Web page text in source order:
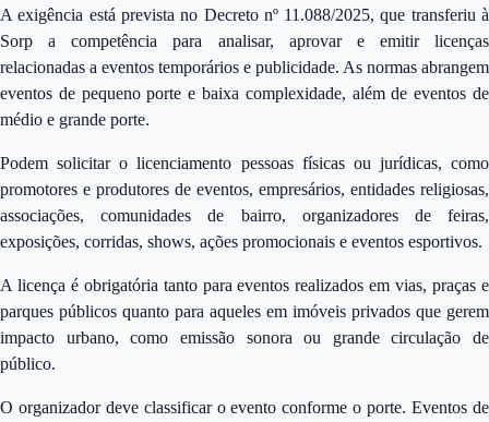
A exigência está prevista no Decreto nº 11.088/2025, que transferiu à
Sorp a competência para analisar, aprovar e emitir licenças
relacionadas a eventos temporários e publicidade. As normas abrangem
eventos de pequeno porte e baixa complexidade, além de eventos de
médio e grande porte.
Podem solicitar o licenciamento pessoas físicas ou jurídicas, como
promotores e produtores de eventos, empresários, entidades religiosas,
associações, comunidades de bairro, organizadores de feiras,
exposições, corridas, shows, ações promocionais e eventos esportivos.
A licença é obrigatória tanto para eventos realizados em vias, praças e
parques públicos quanto para aqueles em imóveis privados que gerem
impacto urbano, como emissão sonora ou grande circulação de
público.
O organizador deve classificar o evento conforme o porte. Eventos de